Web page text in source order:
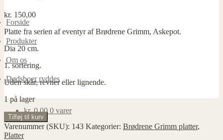
Forside
Produkter
Om os
Dødsboer ryddes
kr.0,00 0 varer
kr. 150,00
Platte fra serien af eventyr af Brødrene Grimm, Askepot.
Dia 20 cm.
1. sortering.
Uden skår, revner eller lignende.
1 på lager
Askepot
antal
Tilføj til kurv
Varenummer (SKU): 143 Kategorier: Brødrene Grimm platter,
Platter